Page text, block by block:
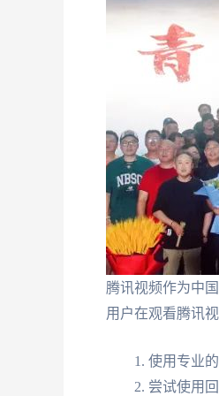
腾讯视频作为中
用户在观看腾讯
使用专业
尝试使用